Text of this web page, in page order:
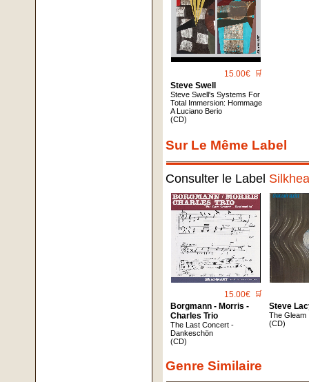
15.00€ 🛒
Steve Swell
Steve Swell's Systems For
Total Immersion: Hommage
A Luciano Berio
(CD)
Sur Le Même Label
Consulter le Label
15.00€ 🛒
Borgmann - Morris -
Charles Trio
The Last Concert -
Dankeschön
(CD)
Steve
The Gleam
(CD)
Genre Similaire